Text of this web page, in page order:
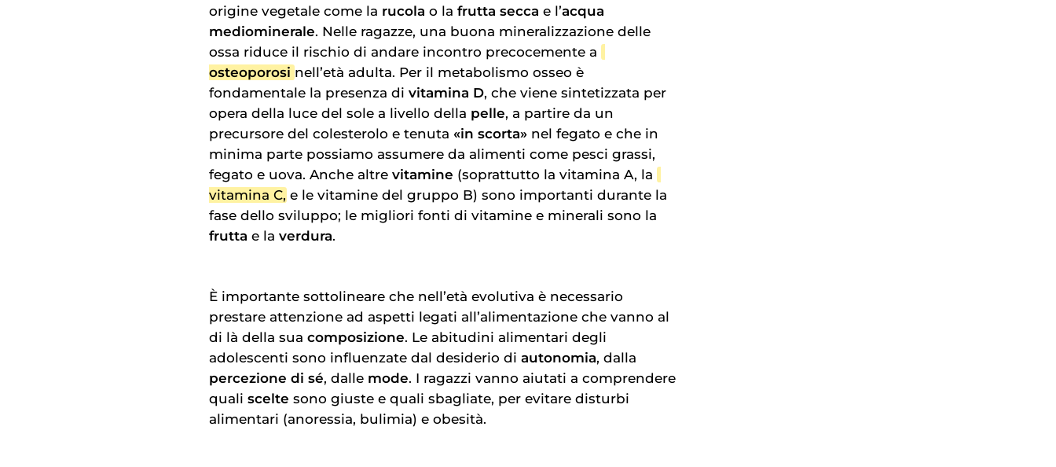
origine vegetale come la rucola o la frutta secca e l’acqua
mediominerale. Nelle ragazze, una buona mineralizzazione delle
ossa riduce il rischio di andare incontro precocemente a
osteoporosi nell’età adulta. Per il metabolismo osseo è
fondamentale la presenza di vitamina D, che viene sintetizzata per
opera della luce del sole a livello della pelle, a partire da un
precursore del colesterolo e tenuta «in scorta» nel fegato e che in
minima parte possiamo assumere da alimenti come pesci grassi,
fegato e uova. Anche altre vitamine (soprattutto la vitamina A, la
vitamina C, e le vitamine del gruppo B) sono importanti durante la
fase dello sviluppo; le migliori fonti di vitamine e minerali sono la
frutta e la verdura.
È importante sottolineare che nell’età evolutiva è necessario
prestare attenzione ad aspetti legati all’alimentazione che vanno al
di là della sua composizione. Le abitudini alimentari degli
adolescenti sono influenzate dal desiderio di autonomia, dalla
percezione di sé, dalle mode. I ragazzi vanno aiutati a comprendere
quali scelte sono giuste e quali sbagliate, per evitare disturbi
alimentari (anoressia, bulimia) e obesità.